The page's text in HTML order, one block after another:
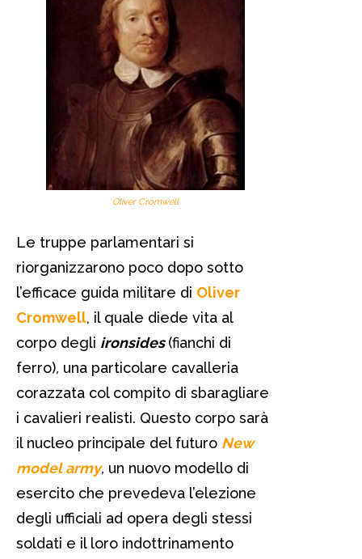
Oliver Cromwell
Le truppe parlamentari si
riorganizzarono poco dopo sotto
l’efficace guida militare di Oliver
Cromwell, il quale diede vita al
corpo degli ironsides(fianchi di
ferro), una particolare cavalleria
corazzata col compito di sbaragliare
i cavalieri realisti. Questo corpo sarà
il nucleo principale del futuro New
model army, un nuovo modello di
esercito che prevedeva l’elezione
degli ufficiali ad opera degli stessi
soldati e il loro indottrinamento